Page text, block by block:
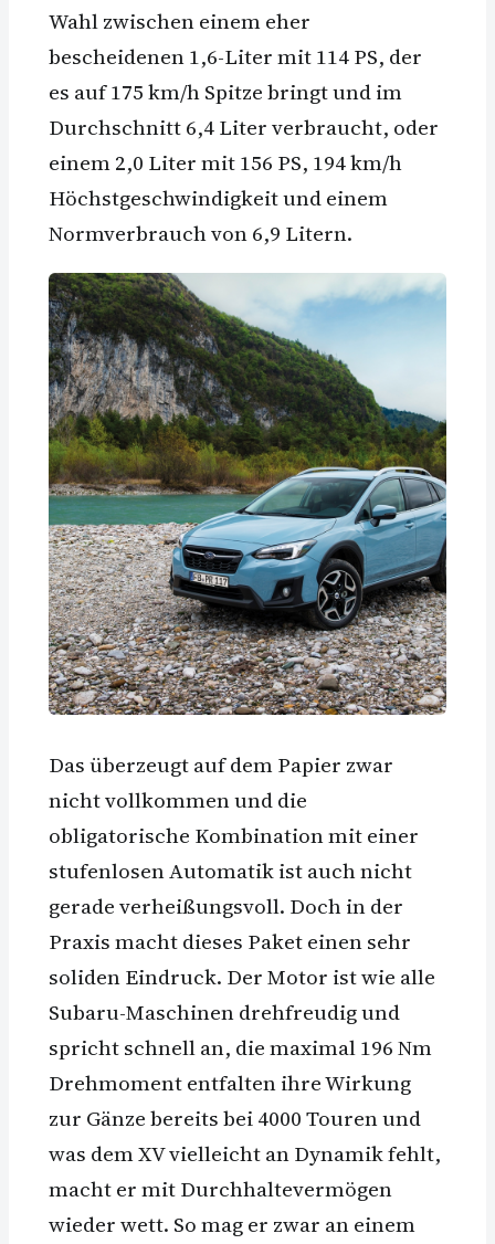
Wahl zwischen einem eher
bescheidenen 1,6-Liter mit 114 PS, der
es auf 175 km/h Spitze bringt und im
Durchschnitt 6,4 Liter verbraucht, oder
einem 2,0 Liter mit 156 PS, 194 km/h
Höchstgeschwindigkeit und einem
Normverbrauch von 6,9 Litern.
Das überzeugt auf dem Papier zwar
nicht vollkommen und die
obligatorische Kombination mit einer
stufenlosen Automatik ist auch nicht
gerade verheißungsvoll. Doch in der
Praxis macht dieses Paket einen sehr
soliden Eindruck. Der Motor ist wie alle
Subaru-Maschinen drehfreudig und
spricht schnell an, die maximal 196 Nm
Drehmoment entfalten ihre Wirkung
zur Gänze bereits bei 4000 Touren und
was dem XV vielleicht an Dynamik fehlt,
macht er mit Durchhaltevermögen
wieder wett. So mag er zwar an einem